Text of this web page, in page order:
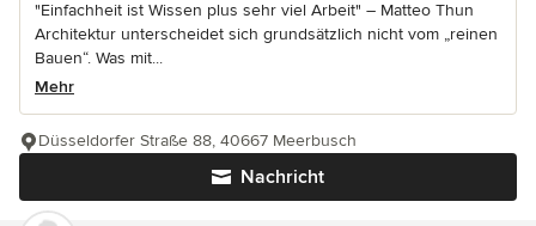
"Einfachheit ist Wissen plus sehr viel Arbeit" – Matteo Thun
Architektur unterscheidet sich grundsätzlich nicht vom „reinen
Bauen“. Was mit...
Mehr
Nachricht
Düsseldorfer Straße 88, 40667 Meerbusch